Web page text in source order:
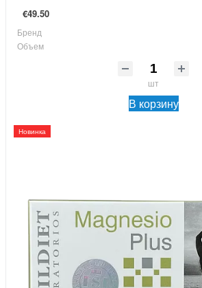
€49.50
Бренд
Объем
шт
В корзину
Новинка